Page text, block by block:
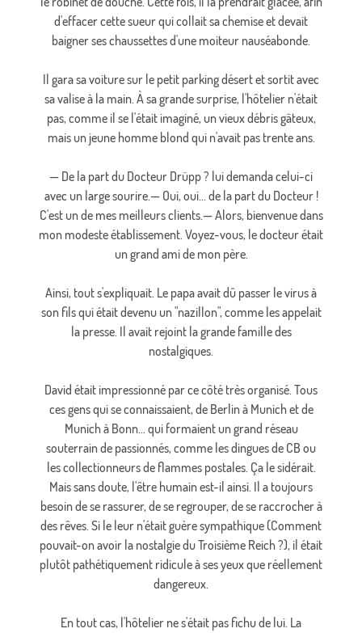
d'effacer cette sueur qui collait sa chemise et devait
baigner ses chaussettes d'une moiteur nauséabonde.
Il gara sa voiture sur le petit parking désert et sortit avec
sa valise à la main. À sa grande surprise, l'hôtelier n'était
pas, comme il se l'était imaginé, un vieux débris gâteux,
mais un jeune homme blond qui n'avait pas trente ans.
— De la part du Docteur Drüpp ? lui demanda celui-ci
avec un large sourire.— Oui, oui... de la part du Docteur !
C'est un de mes meilleurs clients.— Alors, bienvenue dans
mon modeste établissement. Voyez-vous, le docteur était
un grand ami de mon père.
Ainsi, tout s'expliquait. Le papa avait dû passer le virus à
son fils qui était devenu un "nazillon", comme les appelait
la presse. Il avait rejoint la grande famille des
nostalgiques.
David était impressionné par ce côté très organisé. Tous
ces gens qui se connaissaient, de Berlin à Munich et de
Munich à Bonn... qui formaient un grand réseau
souterrain de passionnés, comme les dingues de CB ou
les collectionneurs de flammes postales. Ça le sidérait.
Mais sans doute, l'être humain est-il ainsi. Il a toujours
besoin de se rassurer, de se regrouper, de se raccrocher à
des rêves. Si le leur n'était guère sympathique (Comment
pouvait-on avoir la nostalgie du Troisième Reich ?), il était
plutôt pathétiquement ridicule à ses yeux que réellement
dangereux.
En tout cas, l'hôtelier ne s'était pas fichu de lui. La